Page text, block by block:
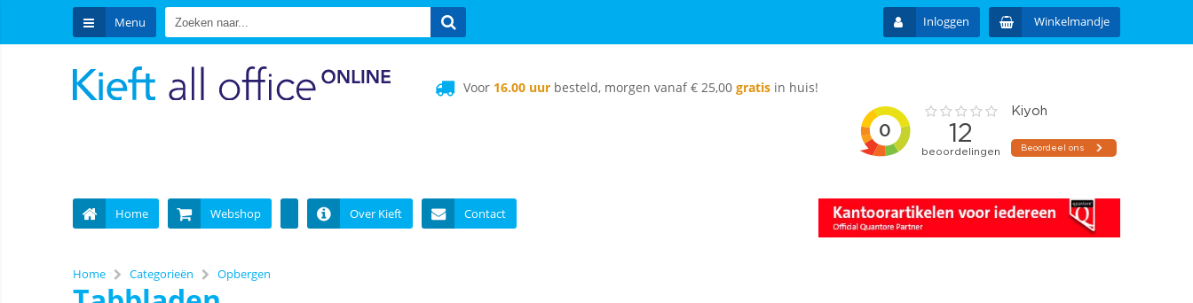
Menu Inloggen Winkelmandje
Voor 16.00 uur besteld, morgen vanaf € 25,00 gratis in huis!
Home Webshop Over Kieft Contact
Home Categorieën Opbergen